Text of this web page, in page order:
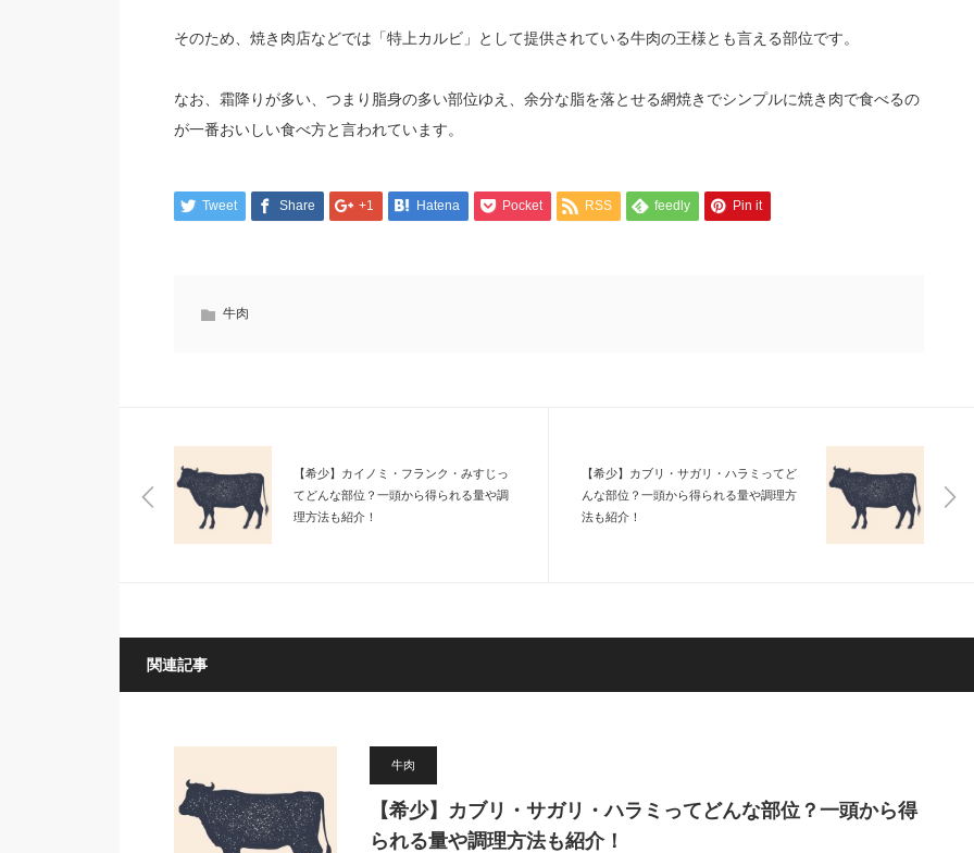
そのため、焼き肉店などでは「特上カルビ」として提供されている牛肉の王様とも言える部位です。
なお、霜降りが多い、つまり脂身の多い部位ゆえ、余分な脂を落とせる網焼きでシンプルに焼き肉で食べるの
が一番おいしい食べ方と言われています。
Tweet Share +1 Hatena Pocket RSS feedly Pin it
牛肉
【希少】カイノミ・フランク・みすじっ
てどんな部位？一頭から得られる量や調
理方法も紹介！
【希少】カブリ・サガリ・ハラミってど
んな部位？一頭から得られる量や調理方
法も紹介！
関連記事
牛肉
【希少】カブリ・サガリ・ハラミってどんな部位？一頭から得
られる量や調理方法も紹介！